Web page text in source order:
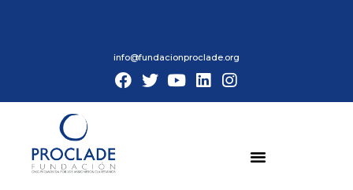
info@fundacionproclade.org